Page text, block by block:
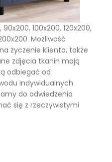
100x200, 120x200,
Możliwość
życzenie klienta, także
zdjęcia tkanin mają
odbiegać od
indywidualnych
do odwiedzenia
się z rzeczywistymi